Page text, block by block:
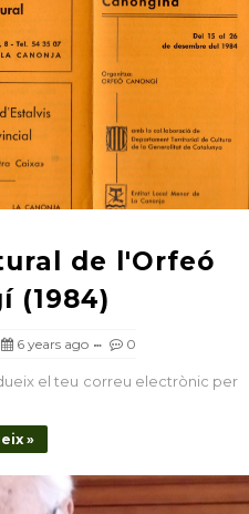
de l'Orfeó
(1984)
6 years ago 0
el teu correu electrònic per
»